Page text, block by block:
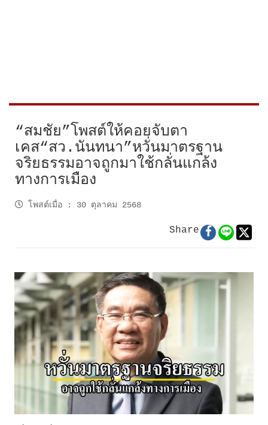
“สมชัย”โพสต์ให้คอยจับตา
เคส“สว.นันทนา”หวั่นมาตรฐาน
จริยธรรมอาจถูกมาใช้กลั่นแกล้ง
ทางการเมือง
โพสต์เมื่อ : 30 ตุลาคม 2568
Share